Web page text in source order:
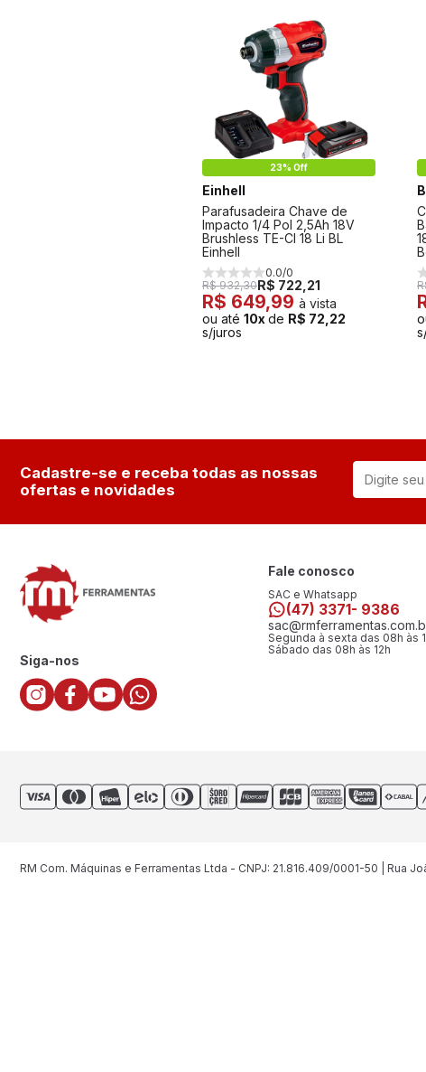
23% Off
Einhell
Parafusadeira Chave de
Impacto 1/4 Pol 2,5Ah 18V
Brushless TE-CI 18 Li BL
Einhell
0.0/0
R$ 932,30R$ 722,21
R$ 649,99 à vista
ou até 10x de R$ 72,22
s/juros
Cadastre-se e receba todas as nossas
ofertas e novidades
Siga-nos
Fale conosco
SAC e Whatsapp
(47) 3371- 9386
Segunda à sexta das 08h às
Sábado das 08h às 12h
RM Com. Máquinas e Ferramentas Ltda - CNPJ: 21.816.409/0001-50 | Rua